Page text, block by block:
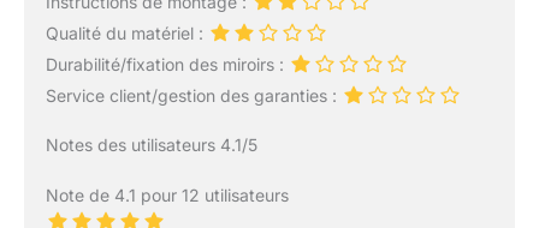
Qualité du matériel :
Durabilité/fixation des miroirs :
Service client/gestion des garanties :
Notes des utilisateurs 4.1/5
Note de 4.1 pour 12 utilisateurs